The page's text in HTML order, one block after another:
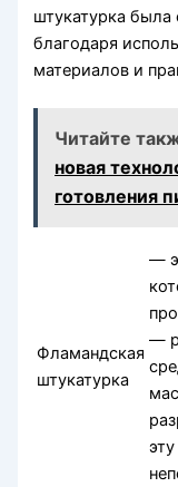
штукатурка была
благодаря
материалов и
Читайте
новая
готовления
Фламандская
штукатурка
—
—